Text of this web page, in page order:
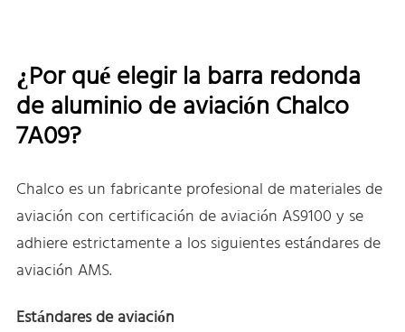
¿Por qué elegir la barra redonda
de aluminio de aviación Chalco
7A09?
Chalco es un fabricante profesional de materiales de
aviación con certificación de aviación AS9100 y se
adhiere estrictamente a los siguientes estándares de
aviación AMS.
Estándares de aviación